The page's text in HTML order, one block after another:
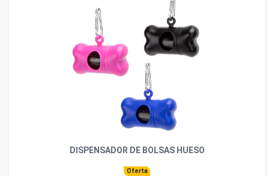
DISPENSADOR DE BOLSAS HUESO
Oferta